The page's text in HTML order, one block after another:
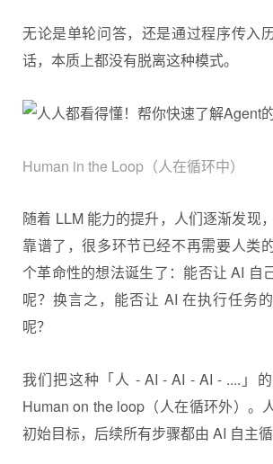
无论是单轮问答，还是通过程序传入
话，本质上都没有脱离这种模式。
Human in the Loop（人在循环中）
随着 LLM 能力的提升，人们逐渐发现
靠谱了，很多环节已经不再需要人类
个革命性的想法诞生了：能否让 AI 自
呢？换言之，能否让 AI 在执行任务
呢？
我们把这种「人 - AI - AI - AI - ....」
Human on the loop（人在循环外）。
初始目标，后续所有步骤都由 AI 自主循